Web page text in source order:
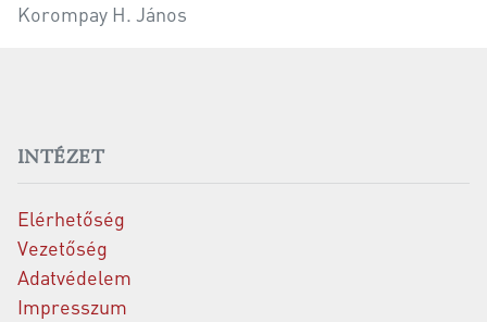
Korompay H. János
INTÉZET
Elérhetőség
Vezetőség
Adatvédelem
Impresszum